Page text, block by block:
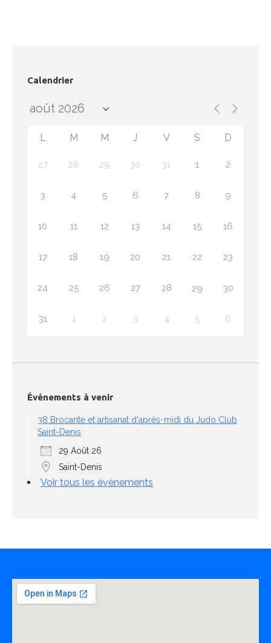
Calendrier
L M M J V S D
27 28 29 30 31 1 2
3 4 5 6 7 8 9
10 11 12 13 14 15 16
17 18 19 20 21 22 23
24 25 26 27 28 29 30
31 1 2 3 4 5 6
Événements à venir
38 Brocante et artisanat d'après-midi du Judo Club
Saint-Denis
29 Août 26
Saint-Denis
Voir tous les évènements